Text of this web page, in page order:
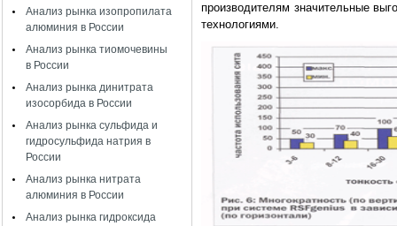
Анализ рынка изопропилата
алюминия в России
Анализ рынка тиомочевины
в России
Анализ рынка динитрата
изосорбида в России
Анализ рынка сульфида и
гидросульфида натрия в
России
Анализ рынка нитрата
алюминия в России
Анализ рынка гидроксида
производителям значительные
технологиями.